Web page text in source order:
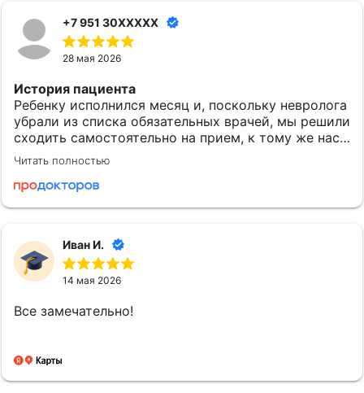
+7 951 30XXXXX
28 мая 2026
История пациента
Ребенку исполнился месяц и, поскольку невролога
убрали из списка обязательных врачей, мы решили
сходить самостоятельно на прием, к тому же нас
беспокоило, что малыш приоритетно лежит
головой на одной стороне, подозревали, что был
тонус.
Евгения Александровна - это олицетворение
прекрасного детского врача именно в том
понимании, которое действительно должно быть,
такое взаимодействие с ребенком, которого я не
располагает к себе ребенка, отвлекает, очень
дальнейшего спокойного осмотра маленького
пациента. Полное информирование, понравилось,
Читать полностью
Иван И.
14 мая 2026
Все замечательно!